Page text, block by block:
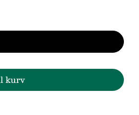
Ring med Rød, Pink,
Sølv Ring med Rød,
kurv